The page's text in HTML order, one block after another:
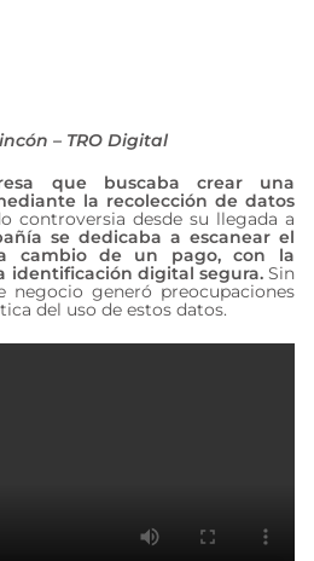
– TRO Digital
que buscaba crear una
la recolección de datos
controversia desde su llegada a
se dedicaba a escanear el
cambio de un pago, con la
identificación digital segura.Sin
negocio generó preocupaciones
del uso de estos datos.